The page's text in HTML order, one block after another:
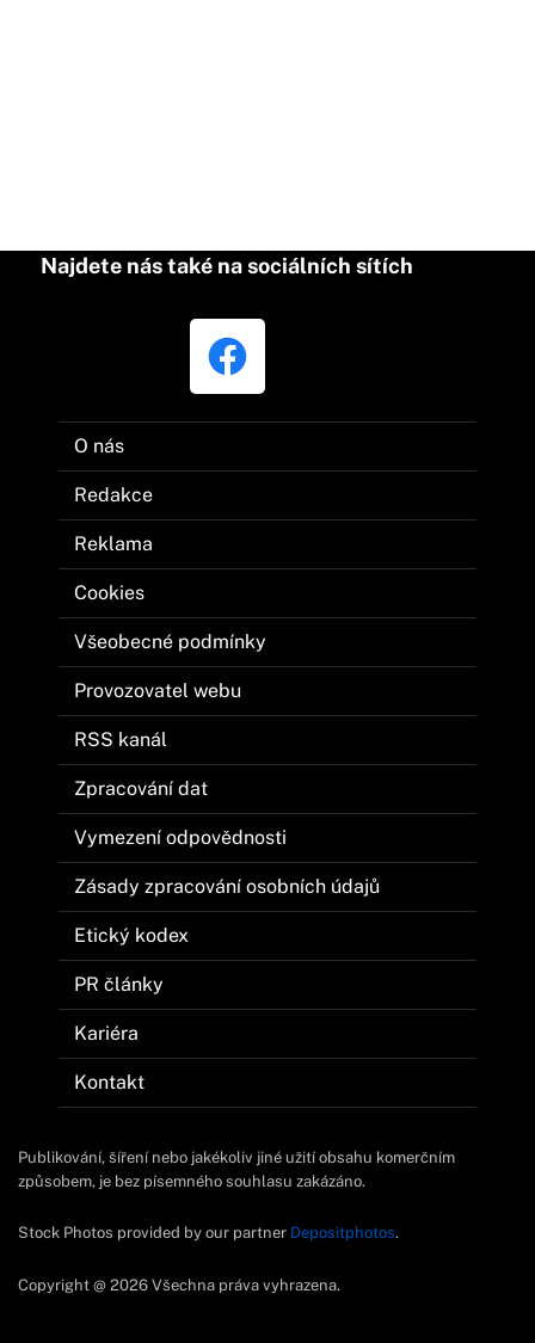
Najdete nás také na sociálních sítích
O nás
Redakce
Reklama
Cookies
Všeobecné podmínky
Provozovatel webu
RSS kanál
Zpracování dat
Vymezení odpovědnosti
Zásady zpracování osobních údajů
Etický kodex
PR články
Kariéra
Kontakt
Publikování, šíření nebo jakékoliv jiné užití obsahu komerčním
způsobem, je bez písemného souhlasu zakázáno.
Stock Photos provided by our partner Depositphotos.
Copyright @ 2026 Všechna práva vyhrazena.